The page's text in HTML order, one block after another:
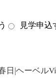
見学申込
日|ヘーベル